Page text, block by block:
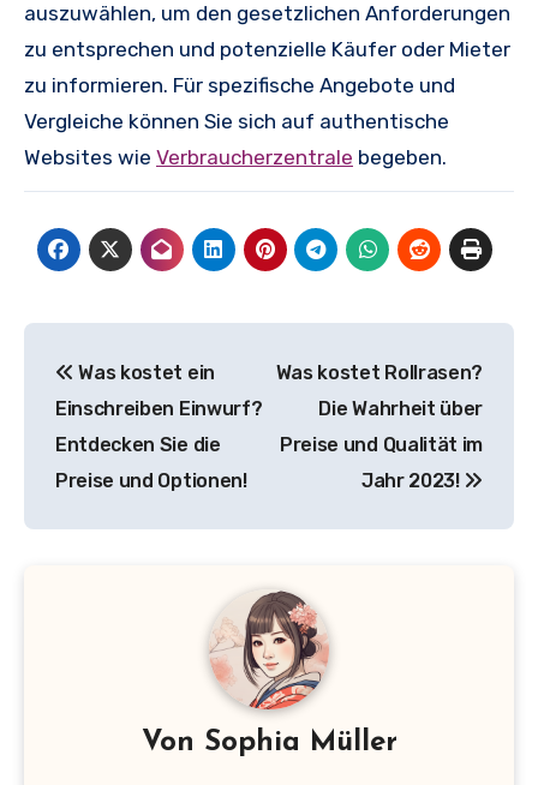
auszuwählen, um den gesetzlichen Anforderungen
zu entsprechen und potenzielle Käufer oder Mieter
zu informieren. Für spezifische Angebote und
Vergleiche können Sie sich auf authentische
Websites wie Verbraucherzentrale begeben.
Was kostet ein
Einschreiben Einwurf?
Entdecken Sie die
Preise und Optionen!
Was kostet Rollrasen?
Die Wahrheit über
Preise und Qualität im
Jahr 2023!
Von Sophia Müller